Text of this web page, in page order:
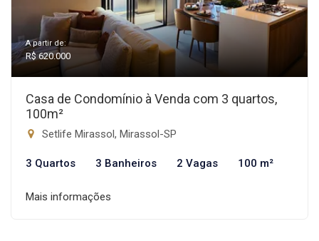
A partir de:
R$ 620.000
Casa de Condomínio à Venda com 3 quartos,
100m²
Setlife Mirassol, Mirassol-SP
3 Quartos 3 Banheiros 2 Vagas 100 m²
Mais informações